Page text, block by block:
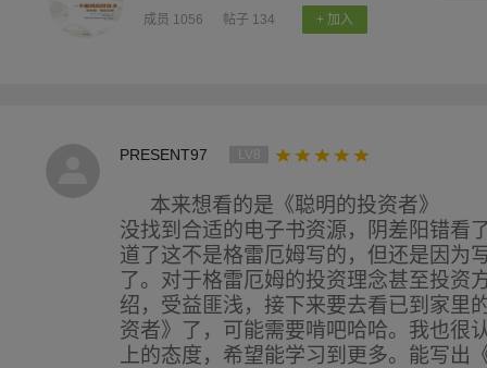
成员 1056 帖子 134 + 加入
PRESENT97
本来想看的是《聪明的投资者》
没找到合适的电子书资源，阴差阳错看
道了这不是格雷厄姆写的，但还是因为
了。对于格雷厄姆的投资理念甚至投资
绍，受益匪浅，接下来要去看已到家里
资者》了，可能需要啃吧哈哈。我也很
上的态度，希望能学习到更多。能写出